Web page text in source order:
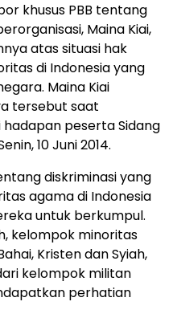
khusus PBB tentang
Maina Kiai,
atas situasi hak
di Indonesia yang
Maina Kiai
tersebut saat
peserta Sidang
10 Juni 2014.
diskriminasi yang
agama di Indonesia
untuk berkumpul.
kelompok minoritas
Kristen dan Syiah,
kelompok militan
perhatian